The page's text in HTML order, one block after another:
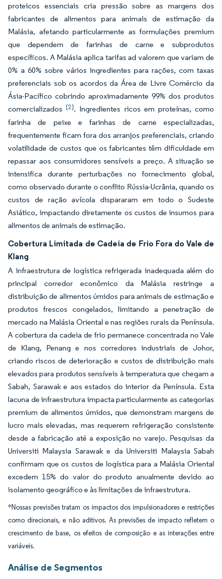
proteicos essenciais cria pressão sobre as margens dos
fabricantes de alimentos para animais de estimação da
Malásia, afetando particularmente as formulações premium
que dependem de farinhas de carne e subprodutos
específicos. A Malásia aplica tarifas ad valorem que variam de
0% a 60% sobre vários ingredientes para rações, com taxas
preferenciais sob os acordos da Área de Livre Comércio da
Ásia-Pacífico cobrindo aproximadamente 99% dos produtos
comercializados[2]. Ingredientes ricos em proteínas, como
farinha de peixe e farinhas de carne especializadas,
frequentemente ficam fora dos arranjos preferenciais, criando
volatilidade de custos que os fabricantes têm dificuldade em
repassar aos consumidores sensíveis a preço. A situação se
intensifica durante perturbações no fornecimento global,
como observado durante o conflito Rússia-Ucrânia, quando os
custos de ração avícola dispararam em todo o Sudeste
Asiático, impactando diretamente os custos de insumos para
alimentos de animais de estimação.
Cobertura Limitada de Cadeia de Frio Fora do Vale de
Klang
A infraestrutura de logística refrigerada inadequada além do
principal corredor econômico da Malásia restringe a
distribuição de alimentos úmidos para animais de estimação e
produtos frescos congelados, limitando a penetração de
mercado na Malásia Oriental e nas regiões rurais da Península.
A cobertura da cadeia de frio permanece concentrada no Vale
de Klang, Penang e nos corredores industriais de Johor,
criando riscos de deterioração e custos de distribuição mais
elevados para produtos sensíveis à temperatura que chegam a
Sabah, Sarawak e aos estados do interior da Península. Esta
lacuna de infraestrutura impacta particularmente as categorias
premium de alimentos úmidos, que demonstram margens de
lucro mais elevadas, mas requerem refrigeração consistente
desde a fabricação até a exposição no varejo. Pesquisas da
Universiti Malaysia Sarawak e da Universiti Malaysia Sabah
confirmam que os custos de logística para a Malásia Oriental
excedem 15% do valor do produto anualmente devido ao
isolamento geográfico e às limitações de infraestrutura.
*Nossas previsões tratam os impactos dos impulsionadores e restrições
como direcionais, e não aditivos. As previsões de impacto refletem o
crescimento de base, os efeitos de composição e as interações entre
variáveis.
Análise de Segmentos